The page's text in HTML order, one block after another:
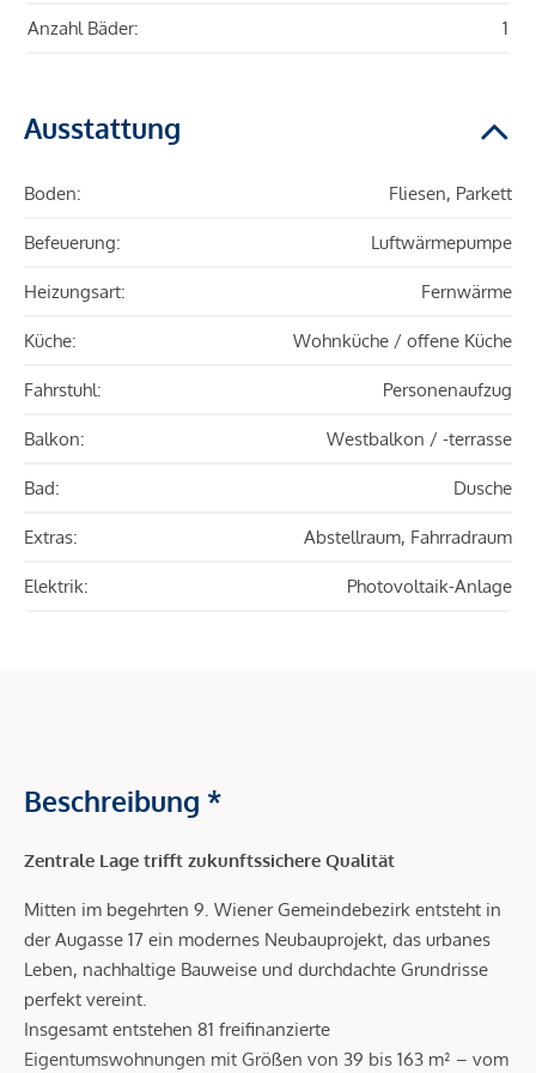
Anzahl Bäder: 1
Ausstattung
Boden: Fliesen, Parkett
Befeuerung: Luftwärmepumpe
Heizungsart: Fernwärme
Küche: Wohnküche / offene Küche
Fahrstuhl: Personenaufzug
Balkon: Westbalkon / -terrasse
Bad: Dusche
Extras: Abstellraum, Fahrradraum
Elektrik: Photovoltaik-Anlage
Beschreibung *
Zentrale Lage trifft zukunftssichere Qualität
Mitten im begehrten 9. Wiener Gemeindebezirk entsteht in
der Augasse 17 ein modernes Neubauprojekt, das urbanes
Leben, nachhaltige Bauweise und durchdachte Grundrisse
perfekt vereint.
Insgesamt entstehen 81 freifinanzierte
Eigentumswohnungen mit Größen von 39 bis 163 m² – vom